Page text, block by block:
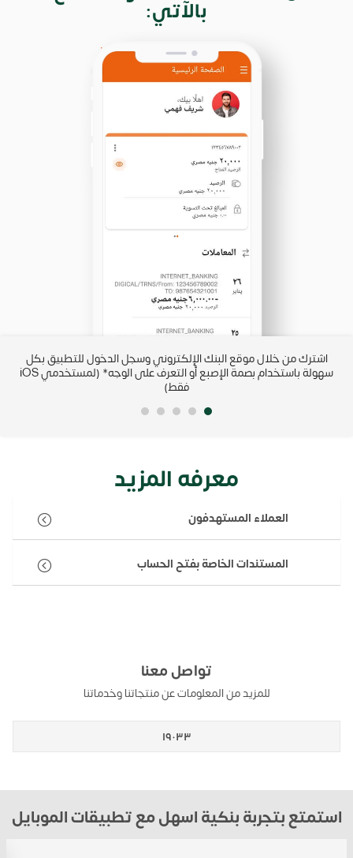
بالآتي:
اشترك من خلال موقع البنك الإلكتروني وسجل الدخول للتطبيق بكل
سهولة باستخدام بصمة الإصبع أو التعرف على الوجه* (لمستخدمي iOS
فقط)
معرفه المزيد
العملاء المستهدفون
المستندات الخاصة بفتح الحساب
تواصل معنا
للمزيد من المعلومات عن منتجاتنا وخدماتنا
١٩٠٣٣
استمتع بتجربة بنكية اسهل مع تطبيقات الموبايل